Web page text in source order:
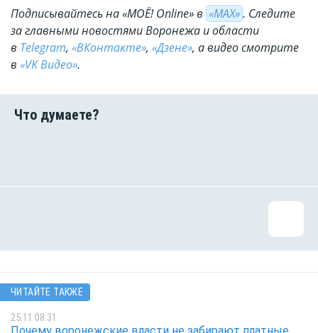
Подписывайтесь на «МОЁ! Online» в «МАХ». Cледите
за главными новостями Воронежа и области
в Telegram, «ВКонтакте», «Дзене», а видео смотрите
в «VK Видео».
ЧИТАЙТЕ ТАКЖЕ
25.11 08:31